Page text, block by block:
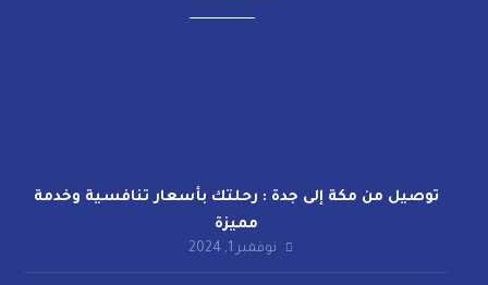
توصيل من مكة إلى جدة : رحلتك بأسعار تنافسية وخدمة
مميزة
نوفمبر 1, 2024